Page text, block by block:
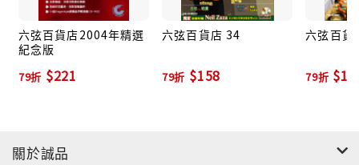
六弦百貨店2004年精選
紀念版
79折 $221
六弦百貨店 34
79折 $158
六弦百貨
79折
關於誠品